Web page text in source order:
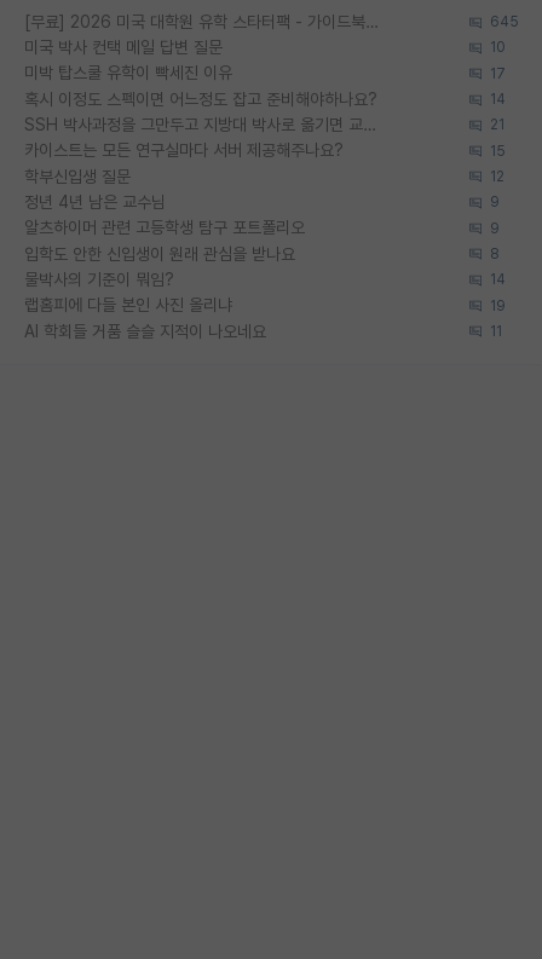
[무료] 2026 미국 대학원 유학 스타터팩 - 가이드북 & 합격자 컨택메일 템플릿 645
미국 박사 컨택 메일 답변 질문 10
미박 탑스쿨 유학이 빡세진 이유 17
혹시 이정도 스펙이면 어느정도 잡고 준비해야하나요? 14
SSH 박사과정을 그만두고 지방대 박사로 옮기면 교수의 꿈은 끝일까요? 21
카이스트는 모든 연구실마다 서버 제공해주나요? 15
학부신입생 질문 12
정년 4년 남은 교수님 9
알츠하이머 관련 고등학생 탐구 포트폴리오 9
입학도 안한 신입생이 원래 관심을 받나요 8
물박사의 기준이 뭐임? 14
랩홈피에 다들 본인 사진 올리냐 19
AI 학회들 거품 슬슬 지적이 나오네요 11